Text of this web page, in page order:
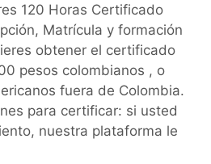
120 Horas Certificado
Matrícula y formación
obtener el certificado
pesos colombianos , o
fuera de Colombia.
para certificar: si usted
nuestra plataforma le